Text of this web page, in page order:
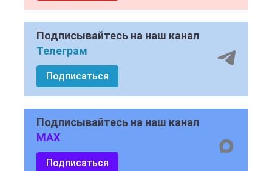
Подписывайтесь на наш канал
Телеграм
Подписаться
Подписывайтесь на наш канал
MAX
Подписаться